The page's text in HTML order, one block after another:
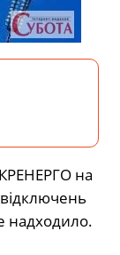
на
надходило.